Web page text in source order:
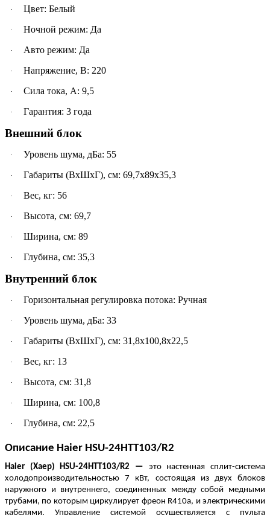
· Цвет: Белый
· Ночной режим: Да
· Авто режим: Да
· Напряжение, В: 220
· Сила тока, А: 9,5
· Гарантия: 3 года
Внешний блок
· Уровень шума, дБа: 55
· Габариты (ВхШхГ), см: 69,7х89х35,3
· Вес, кг: 56
· Высота, см: 69,7
· Ширина, см: 89
· Глубина, см: 35,3
Внутренний блок
· Горизонтальная регулировка потока: Ручная
· Уровень шума, дБа: 33
· Габариты (ВхШхГ), см: 31,8х100,8х22,5
· Вес, кг: 13
· Высота, см: 31,8
· Ширина, см: 100,8
· Глубина, см: 22,5
Описание Haier HSU-24HTT103/R2
Haier (Хаер) HSU-24HTT103/R2 — это настенная сплит-система
холодопроизводительностью 7 кВт, состоящая из двух блоков
наружного и внутреннего, соединенных между собой медными
трубами, по которым циркулирует фреон R410a, и электрическими
кабелями. Управление системой осуществляется с пульта